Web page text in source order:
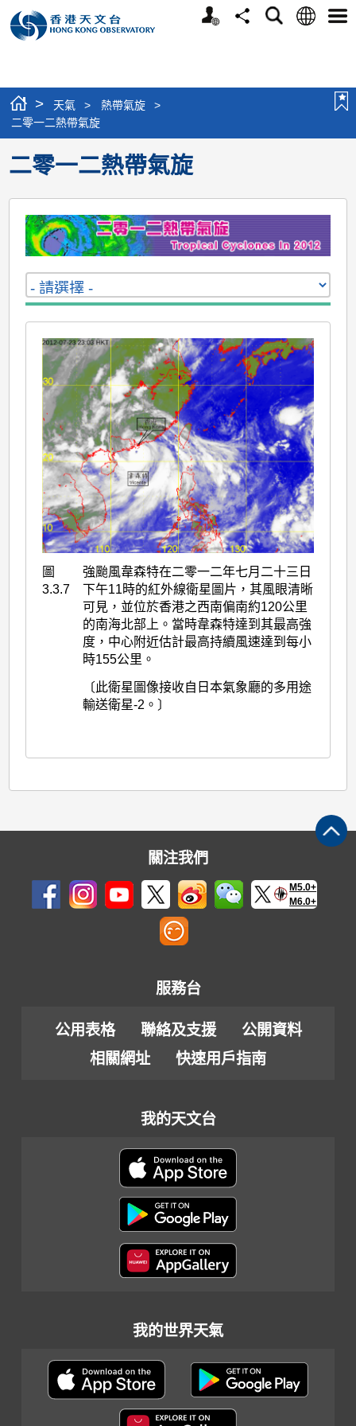
個
分
搜
語
選
> 天氣 > 熱帶氣旋
>
二零一二熱帶氣旋
二零一二熱帶氣旋
圖
3.3.7
強颱風韋森特在二零一二年七月二十三日
下午11時的紅外線衛星圖片，其風眼清晰
可見，並位於香港之西南偏南約120公里
的南海北部上。當時韋森特達到其最高強
度，中心附近估計最高持續風速達到每小
時155公里。
〔此衛星圖像接收自日本氣象廳的多用途
輸送衛星-2。〕
關注我們
M5.0+
M6.0+
服務台
公用表格 聯絡及支援
公開資料
相關網址
快速用戶指南
我的天文台
我的世界天氣